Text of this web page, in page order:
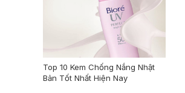
Top 10 Kem Chống Nắng Nhật
Bản Tốt Nhất Hiện Nay